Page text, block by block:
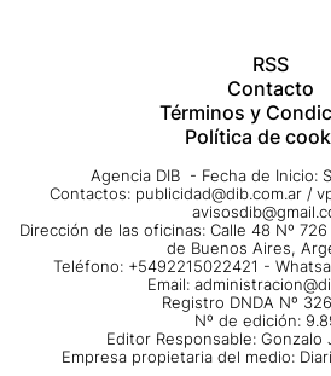
RSS
Contacto
Términos y
Política de
Agencia DIB - Fecha de Inicio:
Contactos: publicidad@dib.com.ar /
Dirección de las oficinas: Calle 48 Nº
de Buenos Aires,
Teléfono: +5492215022421 -
Email:
Registro DNDA Nº
Nº de edición:
Editor Responsable: Gonzalo
Empresa propietaria del medio: